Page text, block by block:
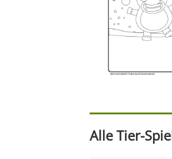
Alle Tier-